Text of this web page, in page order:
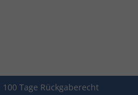
100 Tage Rückgaberecht